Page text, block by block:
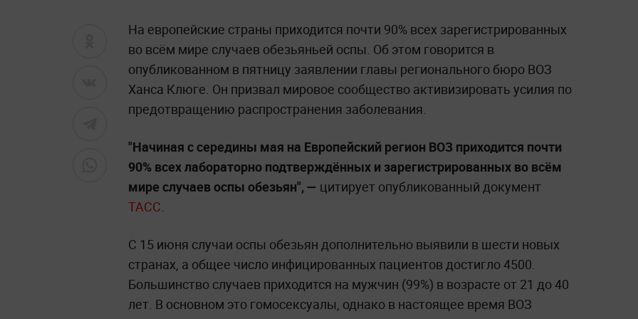
На европейские страны приходится почти 90% всех зарегистрированных
во всём мире случаев обезьяньей оспы. Об этом говорится в
опубликованном в пятницу заявлении главы регионального бюро ВОЗ
Ханса Клюге. Он призвал мировое сообщество активизировать усилия по
предотвращению распространения заболевания.
"Начиная с середины мая на Европейский регион ВОЗ приходится почти
90% всех лабораторно подтверждённых и зарегистрированных во всём
мире случаев оспы обезьян",— цитирует опубликованный документ
ТАСС.
С 15 июня случаи оспы обезьян дополнительно выявили в шести новых
странах, а общее число инфицированных пациентов достигло 4500.
Большинство случаев приходится на мужчин (99%) в возрасте от 21 до 40
лет. В основном это гомосексуалы, однако в настоящее время ВОЗ